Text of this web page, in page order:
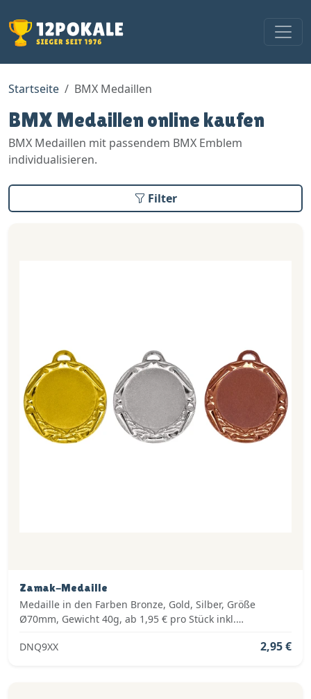
Startseite BMX Medaillen
BMX Medaillen online kaufen
BMX Medaillen mit passendem BMX Emblem
individualisieren.
Filter
Zamak-Medaille
Medaille in den Farben Bronze, Gold, Silber, Größe
Ø70mm, Gewicht 40g, ab 1,95 € pro Stück inkl.
DNQ9XX
2,95 €